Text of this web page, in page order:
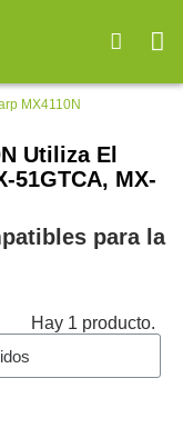
MX4110N
Utiliza El
51GTCA, MX-
para la
Hay 1 producto.